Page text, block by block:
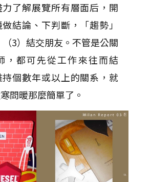
了解展覽所有層面后，開
結論、下判斷，「趨勢」
3）結交朋友。不管是公關
，都可先從工作來往而結
個數年或以上的關系，就
問暖那麼簡單了。